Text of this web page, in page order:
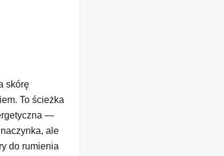
skórę
To ścieżka
—
ale
do rumienia